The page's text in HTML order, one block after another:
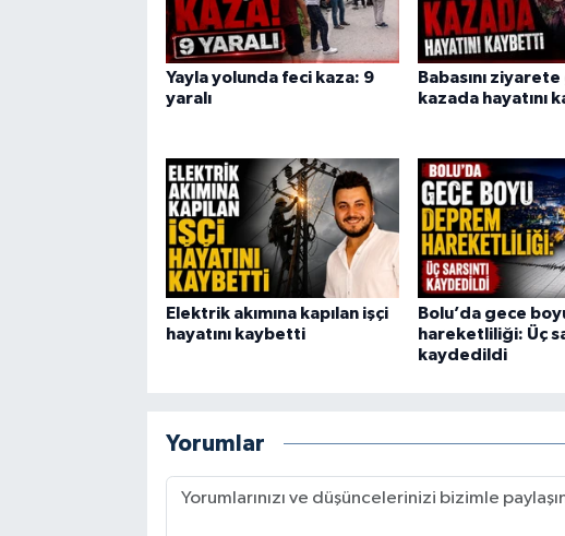
Yayla yolunda feci kaza: 9
yaralı
Babasını
kazada hayatını
Elektrik akımına kapılan işçi
hayatını kaybetti
Bolu’da gece
hareketliliği: Üç
kaydedildi
Yorumlar